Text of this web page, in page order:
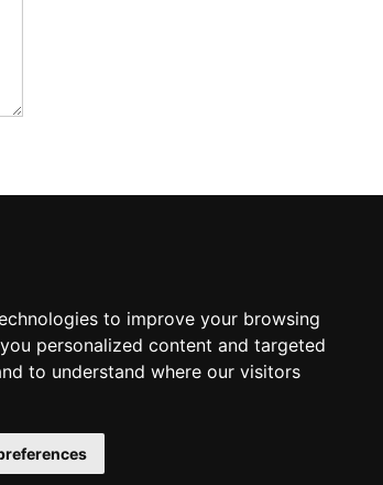
to improve your browsing
personalized content and targeted
to understand where our visitors
amministrativa e
spedizioni
Rodengo Saiano (BS)